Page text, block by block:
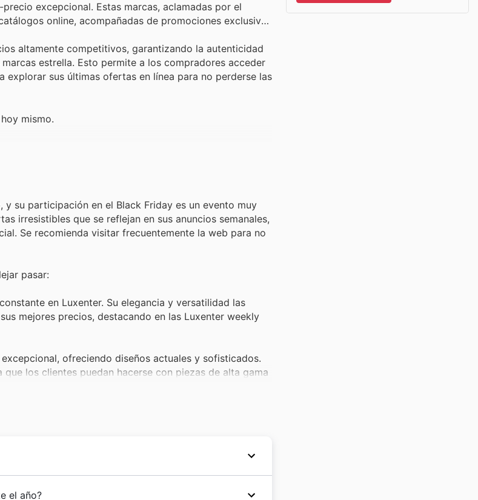
excepcional. Estas marcas, aclamadas por el
online, acompañadas de promociones exclusivas
altamente competitivos, garantizando la autenticidad
estrella. Esto permite a los compradores acceder
explorar sus últimas ofertas en línea para no perderse las
mismo.
su participación en el Black Friday es un evento muy
irresistibles que se reflejan en sus anuncios semanales,
Se recomienda visitar frecuentemente la web para no
pasar:
en Luxenter. Su elegancia y versatilidad las
mejores precios, destacando en las Luxenter weekly
ofreciendo diseños actuales y sofisticados.
los clientes puedan hacerse con piezas de alta gama
piedras preciosas de Luxenter son muy codiciados.
con las Luxenter Black Friday sales, se presentan como
el año?